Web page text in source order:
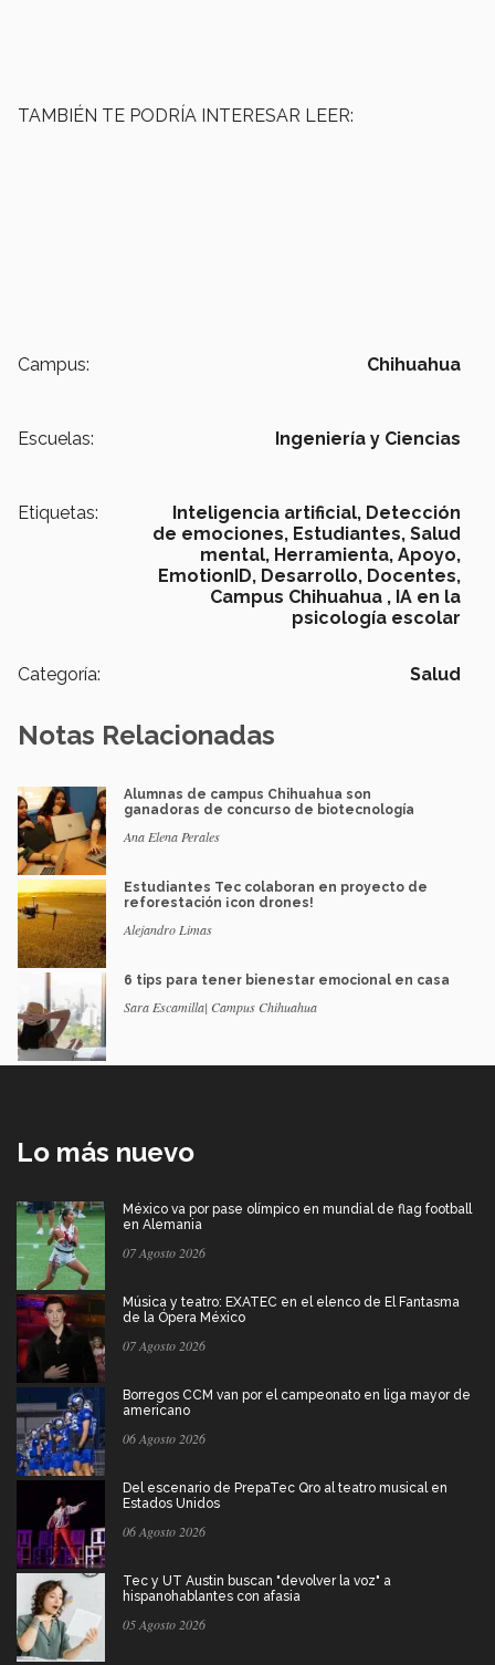
TAMBIÉN TE PODRÍA INTERESAR LEER:
Campus: Chihuahua
Escuelas: Ingeniería y Ciencias
Etiquetas: Inteligencia artificial, Detección
de emociones, Estudiantes, Salud
mental, Herramienta, Apoyo,
EmotionID, Desarrollo, Docentes,
Campus Chihuahua , IA en la
psicología escolar
Categoría: Salud
Notas Relacionadas
Alumnas de campus Chihuahua son
ganadoras de concurso de biotecnología
Ana Elena Perales
Estudiantes Tec colaboran en proyecto de
reforestación ¡con drones!
Alejandro Limas
6 tips para tener bienestar emocional en casa
Sara Escamilla| Campus Chihuahua
Lo más nuevo
México va por pase olímpico en mundial de flag football
en Alemania
07 Agosto 2026
Música y teatro: EXATEC en el elenco de El Fantasma
de la Ópera México
07 Agosto 2026
Borregos CCM van por el campeonato en liga mayor de
americano
06 Agosto 2026
Del escenario de PrepaTec Qro al teatro musical en
Estados Unidos
06 Agosto 2026
Tec y UT Austin buscan "devolver la voz" a
hispanohablantes con afasia
05 Agosto 2026